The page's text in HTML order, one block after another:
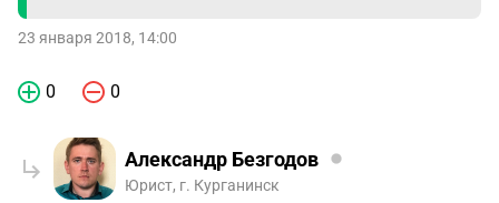
23 января 2018, 14:00
0 0
Александр Безгодов
Юрист, г. Курганинск